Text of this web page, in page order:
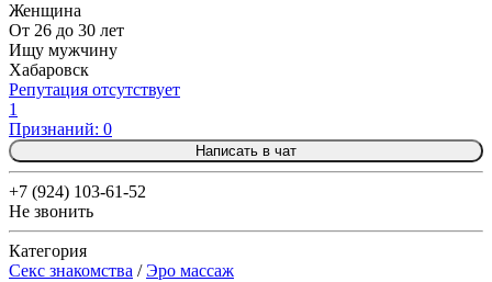
Женщина
От 26 до 30 лет
Ищу мужчину
Хабаровск
Репутация отсутствует
1
Признаний: 0
Написать в чат
+7 (924) 103-61-52
Не звонить
Категория
Секс знакомства /Эро массаж